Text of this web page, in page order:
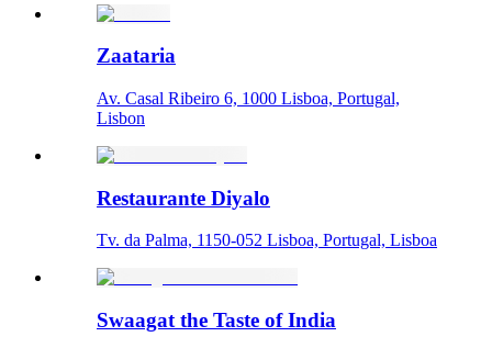
Zaataria
Av. Casal Ribeiro 6, 1000 Lisboa, Portugal,
Lisbon
Restaurante Diyalo
Tv. da Palma, 1150-052 Lisboa, Portugal, Lisboa
Swaagat the Taste of India